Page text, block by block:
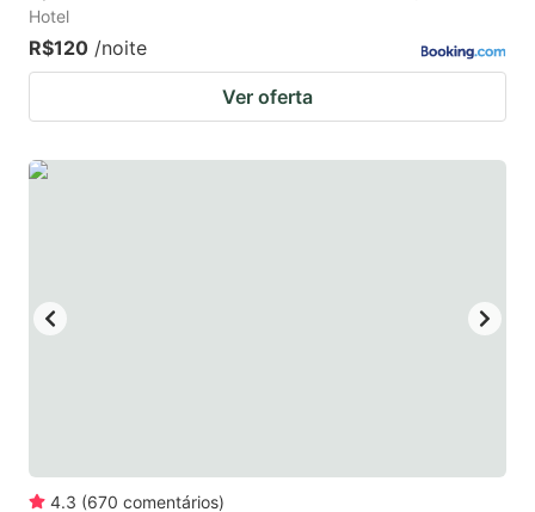
Hotel
R$120 /noite
Ver oferta
4.3 (670 comentários)